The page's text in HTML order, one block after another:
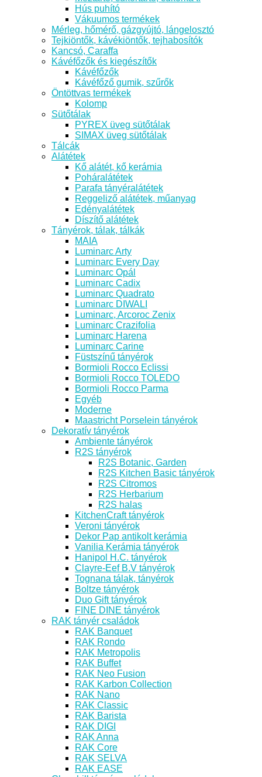
Hús puhító
Vákuumos termékek
Mérleg, hőmérő, gázgyújtó, lángelosztó
Tejkiöntők, kávékiöntők, tejhabosítók
Kancsó, Caraffa
Kávéfőzők és kiegészítők
Kávéfőzők
Kávéfőző gumik, szűrők
Öntöttvas termékek
Kolomp
Sütőtálak
PYREX üveg sütőtálak
SIMAX üveg sütőtálak
Tálcák
Alátétek
Kő alátét, kő kerámia
Poháralátétek
Parafa tányéralátétek
Reggeliző alátétek, műanyag
Edényalátétek
Díszítő alátétek
Tányérok, tálak, tálkák
MAIA
Luminarc Arty
Luminarc Every Day
Luminarc Opál
Luminarc Cadix
Luminarc Quadrato
Luminarc DIWALI
Luminarc, Arcoroc Zenix
Luminarc Crazifolia
Luminarc Harena
Luminarc Carine
Füstszínű tányérok
Bormioli Rocco Eclissi
Bormioli Rocco TOLEDO
Bormioli Rocco Parma
Egyéb
Moderne
Maastricht Porselein tányérok
Dekoratív tányérok
Ambiente tányérok
R2S tányérok
R2S Botanic, Garden
R2S Kitchen Basic tányérok
R2S Citromos
R2S Herbarium
R2S halas
KitchenCraft tányérok
Veroni tányérok
Dekor Pap antikolt kerámia
Vanilia Kerámia tányérok
Hanipol H.C. tányérok
Clayre-Eef B.V tányérok
Tognana tálak, tányérok
Boltze tányérok
Duo Gift tányérok
FINE DINE tányérok
RAK tányér családok
RAK Banquet
RAK Rondo
RAK Metropolis
RAK Buffet
RAK Neo Fusion
RAK Karbon Collection
RAK Nano
RAK Classic
RAK Barista
RAK DIGI
RAK Anna
RAK Core
RAK SELVA
RAK EASE